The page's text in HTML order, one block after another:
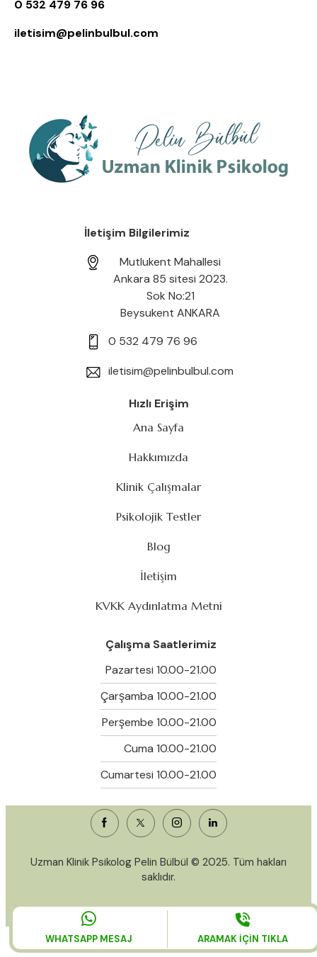
0 532 479 76 96
iletisim@pelinbulbul.com
İletişim Bilgilerimiz
Mutlukent Mahallesi
Ankara 85 sitesi 2023.
Sok No:21
Beysukent ANKARA
0 532 479 76 96
iletisim@pelinbulbul.com
Hızlı Erişim
Ana Sayfa
Hakkımızda
Klinik Çalışmalar
Psikolojik Testler
Blog
İletişim
KVKK Aydınlatma Metni
Çalışma Saatlerimiz
Pazartesi 10.00-21.00
Çarşamba 10.00-21.00
Perşembe 10.00-21.00
Cuma 10.00-21.00
Cumartesi 10.00-21.00
Uzman Klinik Psikolog Pelin Bülbül © 2025. Tüm hakları
saklıdır.
WHATSAPP MESAJ ARAMAK İÇİN TIKLA